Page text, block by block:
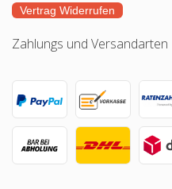
Vertrag Widerrufen
Zahlungs und Versandarten